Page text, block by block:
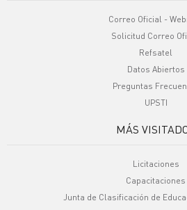
Correo Oficial -
Solicitud Correo
Refsatel
Datos Abiertos
Preguntas
UPSTI
MÁS
Licitaciones
Capacitaciones
Junta de Clasificación de